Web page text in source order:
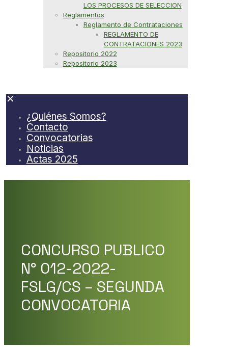
LOS PROCESOS DE SELECCION
Reglamentos
Reglamento de Contrataciones
REGLAMENTO DE
CONTRATACIONES 2023
Repositorio 2022
Repositorio 2023
✕
¿Quiénes Somos?
Contacto
Convocatorias
Noticias
Actas 2025
CONCURSO PUBLICO
N° 012-2022-
FSLG/CS – SEGUNDA
CONVOCATORIA